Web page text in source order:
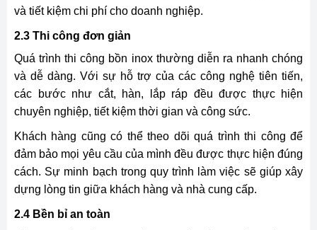
và tiết kiệm chi phí cho doanh nghiệp.
2.3 Thi công đơn giản
Quá trình thi công bồn inox thường diễn ra nhanh chóng
và dễ dàng. Với sự hỗ trợ của các công nghệ tiên tiến,
các bước như cắt, hàn, lắp ráp đều được thực hiện
chuyên nghiệp, tiết kiệm thời gian và công sức.
Khách hàng cũng có thể theo dõi quá trình thi công để
đảm bảo mọi yêu cầu của mình đều được thực hiện đúng
cách. Sự minh bạch trong quy trình làm việc sẽ giúp xây
dựng lòng tin giữa khách hàng và nhà cung cấp.
2.4 Bền bỉ an toàn